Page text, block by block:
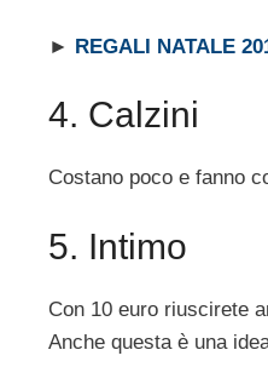
► REGALI NATALE
4. Calzini
Costano poco e fanno
5. Intimo
Con 10 euro riuscirete
Anche questa è una